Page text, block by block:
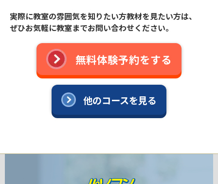
実際に教室の雰囲気を知りたい方教材を見たい方は、
ぜひお気軽に教室までお問い合わせください。
無料体験予約をする
他のコースを見る